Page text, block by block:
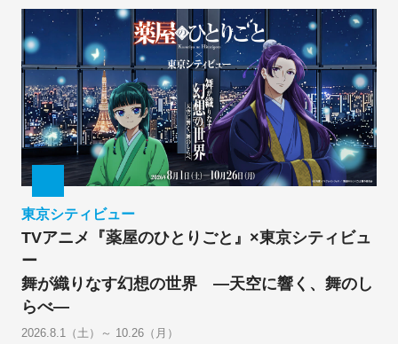
東京シティビュー
TVアニメ『薬屋のひとりごと』×東京シティビュ
ー
舞が織りなす幻想の世界 ―天空に響く、舞のし
らべ―
2026.8.1（土）～ 10.26（月）